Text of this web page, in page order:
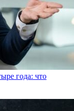
года: что